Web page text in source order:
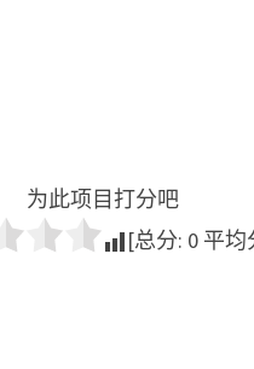
为此项目打分吧
[总分: 0 平均